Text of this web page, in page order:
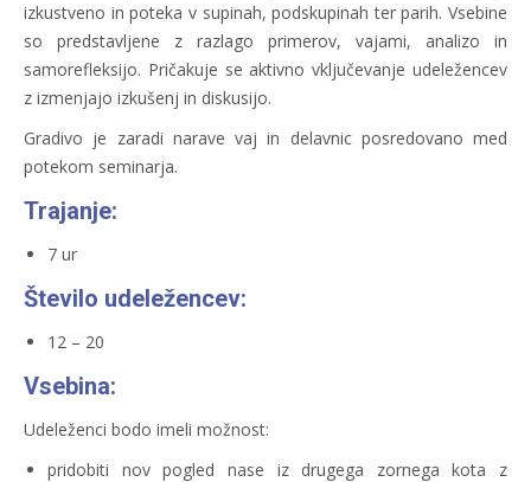
izkustveno in poteka v supinah, podskupinah ter parih. Vsebine
so predstavljene z razlago primerov, vajami, analizo in
samorefleksijo. Pričakuje se aktivno vključevanje udeležencev
z izmenjajo izkušenj in diskusijo.
Gradivo je zaradi narave vaj in delavnic posredovano med
potekom seminarja.
Trajanje:
7 ur
Število udeležencev:
12 – 20
Vsebina:
Udeleženci bodo imeli možnost:
pridobiti nov pogled nase iz drugega zornega kota z